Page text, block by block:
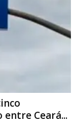
Ceará...